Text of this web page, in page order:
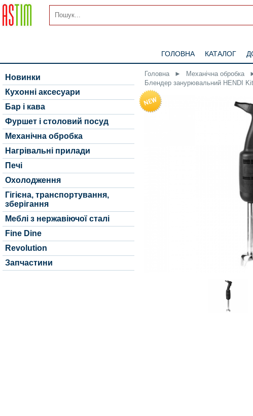
ГОЛОВНА КАТАЛОГ
Новинки
Кухонні аксесуари
Бар і кава
Фуршет і столовий посуд
Механічна обробка
Нагрівальні прилади
Печі
Охолодження
Гігієна, транспортування,
зберігання
Меблі з нержавіючої сталі
Fine Dine
Revolution
Запчастини
Головна ► Механічна обробка
Блендер занурювальний HENDI